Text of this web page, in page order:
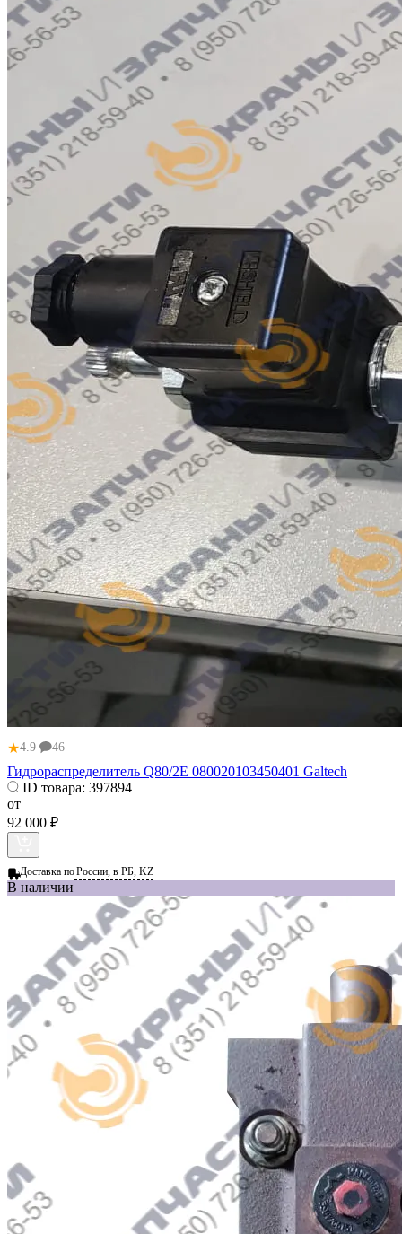
★4.9 46
Гидрораспределитель Q80/2E 080020103450401 Galtech
ID товара: 397894
от
92 000 ₽
Доставка поРоссии, в РБ, KZ
В наличии